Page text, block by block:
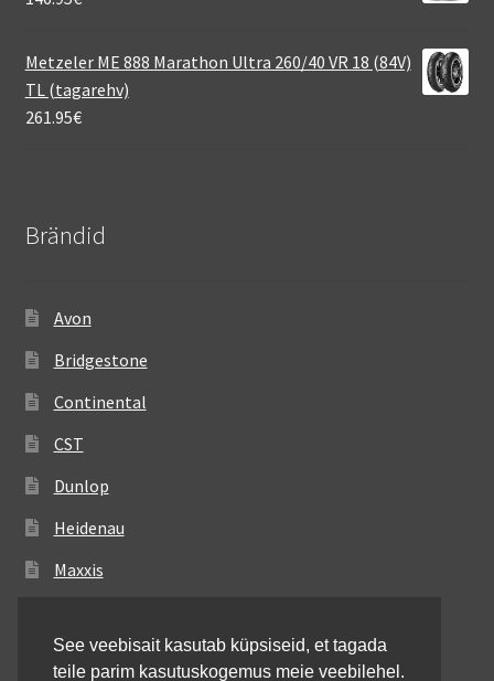
Metzeler ME 888 Marathon Ultra 260/40 VR 18 (84V)
TL (tagarehv)
261.95€
Brändid
Avon
Bridgestone
Continental
CST
Dunlop
Heidenau
Maxxis
Michelin
See veebisait kasutab küpsiseid, et tagada
teile parim kasutuskogemus meie veebilehel.